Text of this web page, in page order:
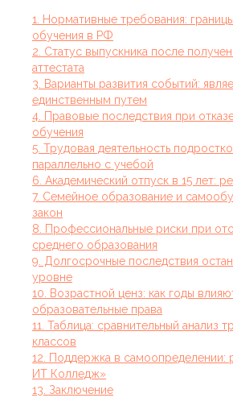
1. Нормативные требования:
обучения в РФ
2. Статус выпускника после
аттестата
3. Варианты развития событий:
единственным путем
4. Правовые последствия при
обучения
5. Трудовая деятельность
параллельно с учебой
6. Академический отпуск в 15 лет:
7. Семейное образование и
закон
8. Профессиональные риски при
среднего образования
9. Долгосрочные последствия
уровне
10. Возрастной ценз: как годы
образовательные права
11. Таблица: сравнительный анализ
классов
12. Поддержка в самоопределении:
ИТ Колледж»
13. Заключение